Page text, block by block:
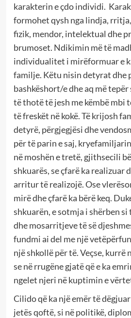
karakterin e çdo individi.
formohet qysh nga lindja,
fizik, mendor, intelektual dhe
brumoset. Ndikimin më të
individualitet i mirëformuar e
familje. Këtu nisin detyrat dhe
bashkëshort/e dhe aq më
të thotë të jesh me këmbë mbi
të freskët në kokë. Të krijosh
detyrë, përgjegjësi dhe
për të parin e saj,
në moshën e tretë, gjithsecili
shkuarës, se çfarë ka realizuar
arritur të realizojë. Ose
mirë dhe çfarë ka bërë keq.
shkuarën, e sotmja i shërben
dhe mosarritjeve të së
fundmi ai del me një
një shkollë për të. Veçse, kurrë
se në rrugëne gjatë që e ka
ngelet njeri në kuptimin e
Cilido që ka një emër të
jetës qoftë, si në politikë,